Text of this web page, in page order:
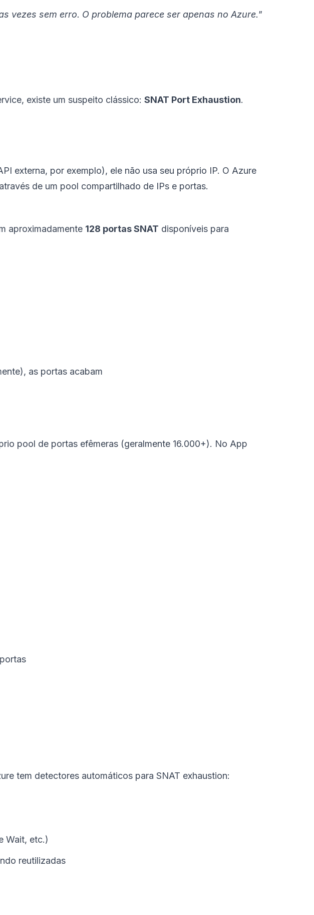
vezes sem erro. O problema parece ser apenas no Azure."
existe um suspeito clássico: SNAT Port Exhaustion.
externa, por exemplo), ele não usa seu próprio IP. O Azure
de um pool compartilhado de IPs e portas.
aproximadamente 128 portas SNAT disponíveis para
as portas acabam
pool de portas efêmeras (geralmente 16.000+). No App
tem detectores automáticos para SNAT exhaustion:
Wait, etc.)
reutilizadas